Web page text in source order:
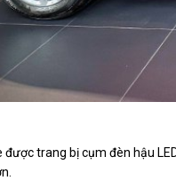
được trang bị cụm đèn hậu